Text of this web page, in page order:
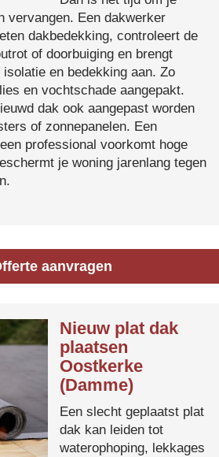
vervangen. Een dakwerker
dakbedekking, controleert de
of doorbuiging en brengt
en bedekking aan. Zo
en vochtschade aangepakt.
dak ook aangepast worden
of zonnepanelen. Een
professional voorkomt hoge
je woning jarenlang tegen
aanvragen
Nieuw plat dak
plaatsen
Oostkerke
(Damme)
Een slecht geplaatst plat
dak kan leiden tot
waterophoping, lekkages